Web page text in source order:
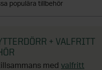
populära tillbehör
+ VALFRITT
med valfritt